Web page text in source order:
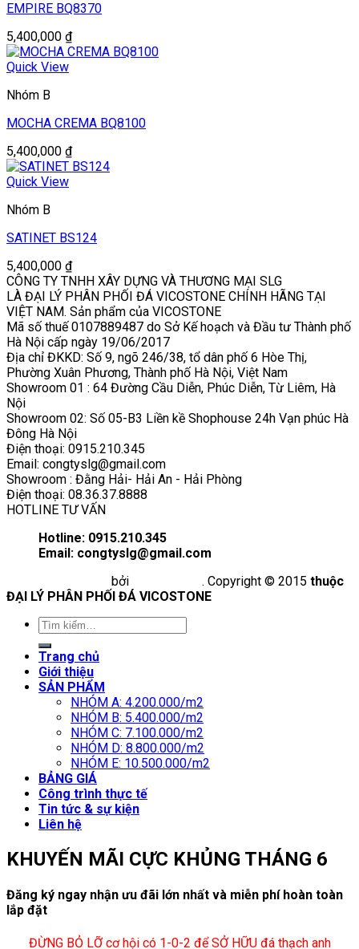
EMPIRE BQ8370
5,400,000 ₫
Quick View
Nhóm B
MOCHA CREMA BQ8100
5,400,000 ₫
Quick View
Nhóm B
SATINET BS124
5,400,000 ₫
CÔNG TY TNHH XÂY DỰNG VÀ THƯƠNG MẠI SLG
LÀ ĐẠI LÝ PHÂN PHỐI ĐÁ VICOSTONE CHÍNH HÃNG TẠI
VIỆT NAM. Sản phẩm của VICOSTONE
Mã số thuế 0107889487 do Sở Kế hoạch và Đầu tư Thành phố
Hà Nội cấp ngày 19/06/2017
Địa chỉ ĐKKD: Số 9, ngõ 246/38, tổ dân phố 6 Hòe Thị,
Phường Xuân Phương, Thành phố Hà Nội, Việt Nam
Showroom 01 : 64 Đường Cầu Diễn, Phúc Diễn, Từ Liêm, Hà
Nội
Showroom 02: Số 05-B3 Liền kề Shophouse 24h Vạn phúc Hà
Đông Hà Nội
Điện thoại: 0915.210.345
Email: congtyslg@gmail.com
Showroom : Đằng Hải- Hải An - Hải Phòng
Điện thoại: 08.36.37.8888
HOTLINE TƯ VẤN
Hotline: 0915.210.345
Email: congtyslg@gmail.com
bởi . Copyright © 2015 thuộc
ĐẠI LÝ PHÂN PHỐI ĐÁ VICOSTONE
Trang chủ
Giới thiệu
SẢN PHẨM
NHÓM A: 4.200.000/m2
NHÓM B: 5.400.000/m2
NHÓM C: 7.100.000/m2
NHÓM D: 8.800.000/m2
NHÓM E: 10.500.000/m2
BẢNG GIÁ
Công trình thực tế
Tin tức & sự kiện
Liên hệ
KHUYẾN MÃI CỰC KHỦNG THÁNG 6
Đăng ký ngay nhận ưu đãi lớn nhất và miễn phí hoàn toàn
lắp đặt
ĐỪNG BỎ LỠ cơ hội có 1-0-2 để SỞ HỮU đá thạch anh